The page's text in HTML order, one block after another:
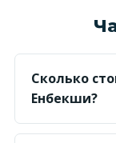
Сколько
Енбекши?
Считаем по